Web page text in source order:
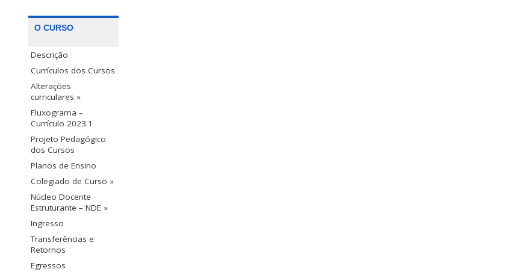
O CURSO
Descrição
Currículos dos Cursos
Alterações
curriculares »
Fluxograma –
Currículo 2023.1
Projeto Pedagógico
dos Cursos
Planos de Ensino
Colegiado de Curso »
Núcleo Docente
Estruturante – NDE »
Ingresso
Transferências e
Retornos
Egressos